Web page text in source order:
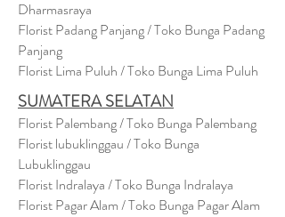
Dharmasraya
Florist Padang Panjang / Toko Bunga Padang
Panjang
Florist Lima Puluh / Toko Bunga Lima Puluh
SUMATERA SELATAN
Florist Palembang / Toko Bunga Palembang
Florist lubuklinggau / Toko Bunga
Lubuklinggau
Florist Indralaya / Toko Bunga Indralaya
Florist Pagar Alam / Toko Bunga Pagar Alam